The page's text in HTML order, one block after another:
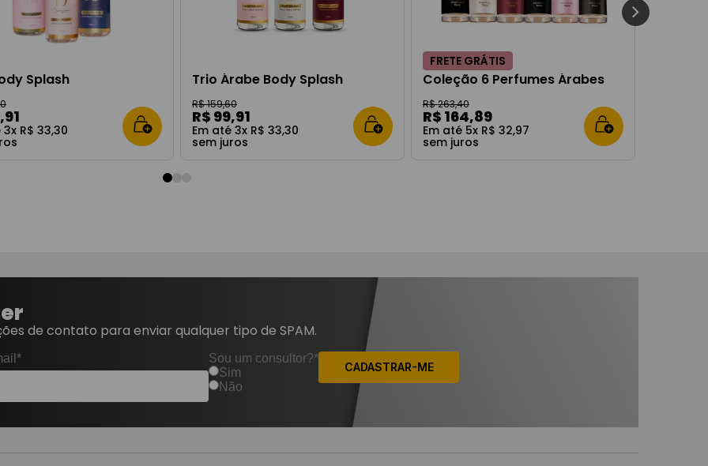
Splash
,91
3x R$ 33,30
Trio Árabe Body Splash
R$159,60
R$ 99,91
Em até3x R$ 33,30
sem juros
FRETE GRÁTIS
Coleção 6 Perfumes Árabes
R$263,40
R$ 164,89
Em até 5x R$ 32,97
sem juros
de contato para enviar qualquer tipo de SPAM.
Sou um consultor?*
Sim
Não
CADASTRAR-ME